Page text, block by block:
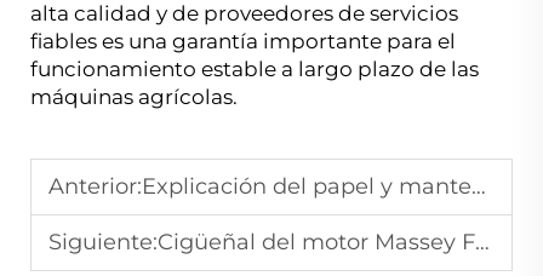
alta calidad y de proveedores de servicios
fiables es una garantía importante para el
funcionamiento estable a largo plazo de las
máquinas agrícolas.
Anterior:Explicación del papel y mantenimiento de los componentes esenciales del motor en Massey Ferguson
Siguiente:Cigüeñal del motor Massey Ferguson: Consejos de mantenimiento para prolongar la vida útil